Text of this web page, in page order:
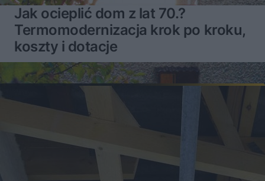
Jak ocieplić dom z lat 70.?
Termomodernizacja krok po kroku,
koszty i dotacje